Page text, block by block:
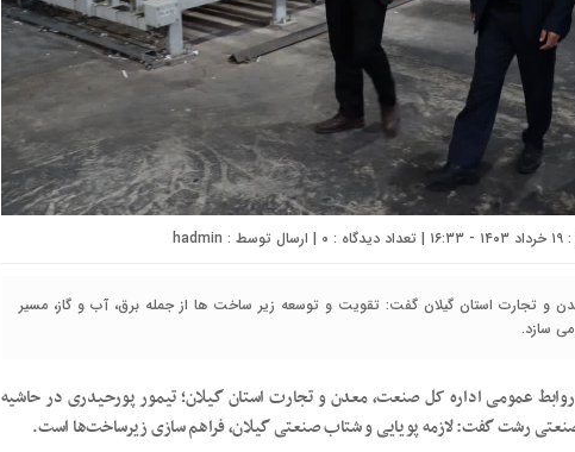
۰ | ارسال توسط : hadmin
و تجارت استان گیلان گفت: تقویت و توسعه زیر ساخت ها از جمله برق، آب و گاز، مسیر
سازد.
عمومی اداره کل صنعت، معدن و تجارت استان گیلان؛ تیمور پورحیدری در حاشیه